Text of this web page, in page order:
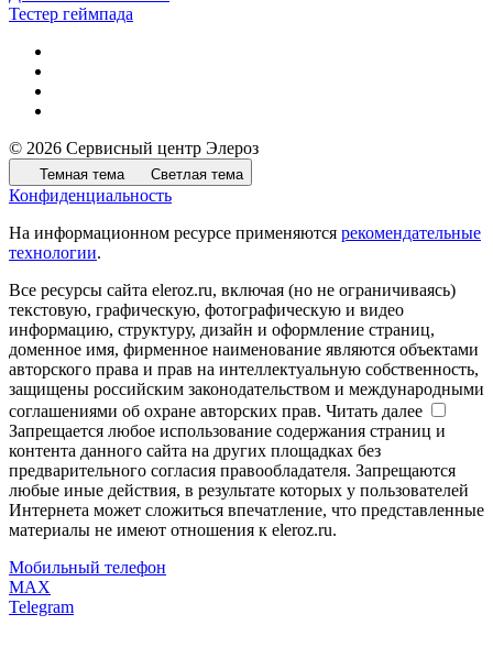
Тестер геймпада
© 2026 Сервисный центр Элероз
Темная тема Светлая тема
Конфиденциальность
На информационном ресурсе применяются рекомендательные
технологии.
Все ресурсы сайта eleroz.ru, включая (но не ограничиваясь)
текстовую, графическую, фотографическую и видео
информацию, структуру, дизайн и оформление страниц,
доменное имя, фирменное наименование являются объектами
авторского права и прав на интеллектуальную собственность,
защищены российским законодательством и международными
соглашениями об охране авторских прав. Читать далее
Запрещается любое использование содержания страниц и
контента данного сайта на других площадках без
предварительного согласия правообладателя. Запрещаются
любые иные действия, в результате которых у пользователей
Интернета может сложиться впечатление, что представленные
материалы не имеют отношения к eleroz.ru.
Мобильный телефон
MAX
Telegram